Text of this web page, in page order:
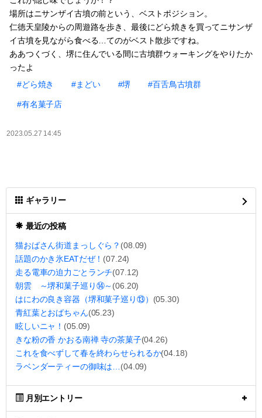
場所はニサンザイ古墳の前という、ベストポジション。
仁徳天皇陵からの周遊路を歩き、最後にどら焼きを買ってニサンザ
イ古墳を見ながら食べる…てのがベスト散歩ですね。
ああつくづく、堺に住んでいる間に古墳群ウォーキングをやりたか
ったよ
#どら焼き
#まどい #堺 #百舌鳥古墳群
#有名菓子店
2023.05.27 14:45
ギャラリー
最近の投稿
猫おばさん街道まっしぐら？ (08.09)
話題のかき氷EATだぜ！ (07.24)
走る電車の迫力ごとランチ(07.12)
朝雲 ～堺和菓子巡り⑭～ (06.20)
はにわの良き容器（堺和菓子巡り⑬） (05.30)
青紅葉とおばちゃん(05.23)
眩しいニャ！ (05.09)
きな粉の香 かおる南禅 寺の茶菓子(04.26)
これを食べずして春を終わらせられるか(04.18)
ラベンダーティーの御味は…(04.09)
月別エントリー